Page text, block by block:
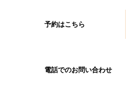
予約はこちら
電話でのお問い合わせ